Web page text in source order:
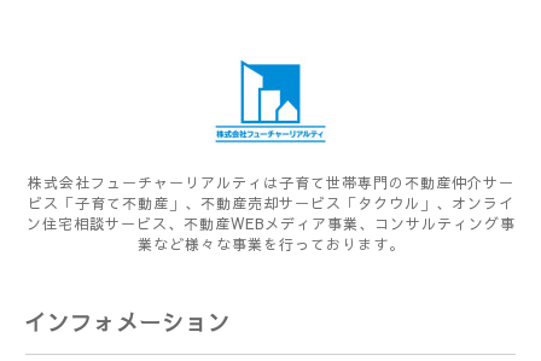
株式会社フューチャーリアルティは子育て世帯専門の不動産仲介サー
ビス「子育て不動産」、不動産売却サービス「タクウル」、オンライ
ン住宅相談サービス、不動産WEBメディア事業、コンサルティング事
業など様々な事業を行っております。
インフォメーション